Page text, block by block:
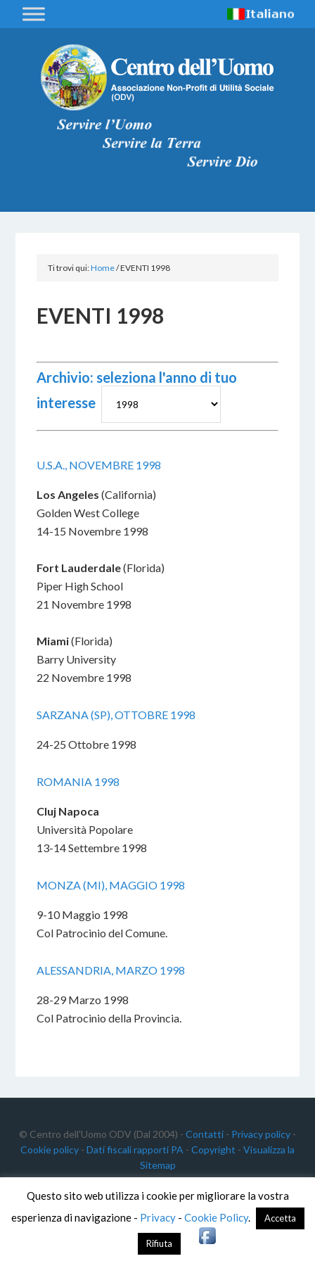
Ti trovi qui:Home/EVENTI 1998
EVENTI 1998
Archivio: seleziona l'anno di tuo
interesse
U.S.A., NOVEMBRE 1998
Los Angeles (California)
Golden West College
14-15 Novembre 1998
Fort Lauderdale(Florida)
Piper High School
21 Novembre 1998
Miami(Florida)
Barry University
22 Novembre 1998
SARZANA (SP), OTTOBRE 1998
24-25 Ottobre 1998
ROMANIA 1998
Cluj Napoca
Università Popolare
13-14 Settembre 1998
MONZA (MI), MAGGIO 1998
9-10 Maggio 1998
Col Patrocinio del Comune.
ALESSANDRIA, MARZO 1998
28-29 Marzo 1998
Col Patrocinio della Provincia.
© Centro dell'Uomo ODV (Dal 2004) - Contatti - Privacy policy -
Cookie policy - Dati fiscali rapporti PA - Copyright - Visualizza la
Sitemap
Centro dell'Uomo ODV
C.F.: 91012340468
P. IVA: 02191640511
Questo sito web utilizza i cookie per migliorare la vostra
esperienza di navigazione - Privacy- Cookie Policy. Accetta
Rifiuta